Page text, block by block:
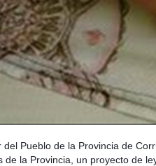
Pueblo de la Provincia de
de la Provincia, un proyecto de